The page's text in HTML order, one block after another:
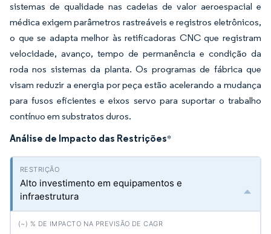
sistemas de qualidade nas cadeias de valor aeroespacial e
médica exigem parâmetros rastreáveis e registros eletrônicos,
o que se adapta melhor às retificadoras CNC que registram
velocidade, avanço, tempo de permanência e condição da
roda nos sistemas da planta. Os programas de fábrica que
visam reduzir a energia por peça estão acelerando a mudança
para fusos eficientes e eixos servo para suportar o trabalho
contínuo em substratos duros.
Análise de Impacto das Restrições*
Alto investimento em equipamentos e
infraestrutura